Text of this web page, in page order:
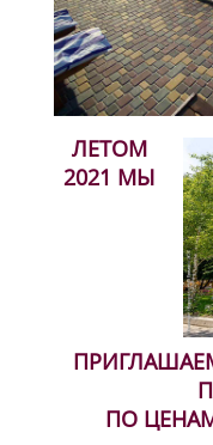
ЛЕТОМ
2021 МЫ
ПО